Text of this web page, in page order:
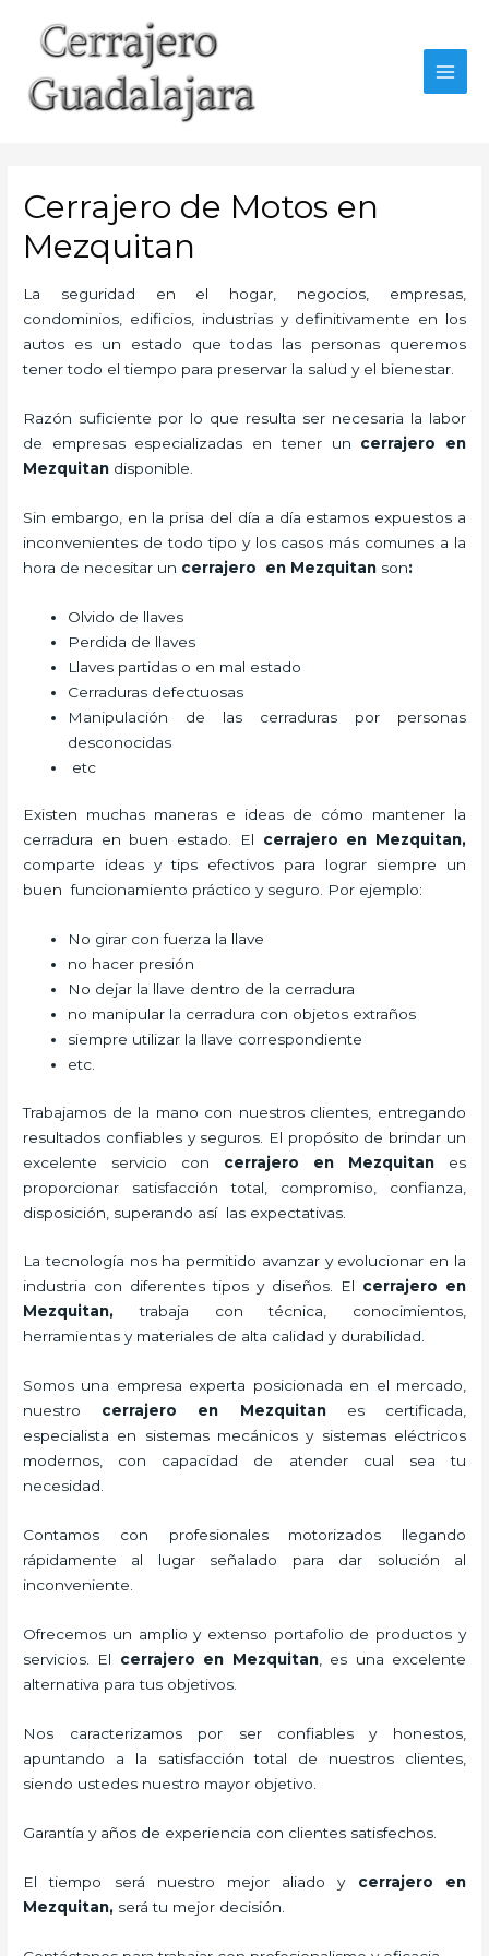
contenido
Cerrajero de Motos en
Mezquitan
La seguridad en el hogar, negocios, empresas,
condominios, edificios, industrias y definitivamente en los
autos es un estado que todas las personas queremos
tener todo el tiempo para preservar la salud y el bienestar.
Razón suficiente por lo que resulta ser necesaria la labor
de empresas especializadas en tener un cerrajero en
Mezquitan disponible.
Sin embargo, en la prisa del día a día estamos expuestos a
inconvenientes de todo tipo y los casos más comunes a la
hora de necesitar un cerrajero en Mezquitan son:
Olvido de llaves
Perdida de llaves
Llaves partidas o en mal estado
Cerraduras defectuosas
Manipulación de las cerraduras por personas
desconocidas
etc
Existen muchas maneras e ideas de cómo mantener la
cerradura en buen estado. El cerrajero en Mezquitan,
comparte ideas y tips efectivos para lograr siempre un
buen funcionamiento práctico y seguro. Por ejemplo:
No girar con fuerza la llave
no hacer presión
No dejar la llave dentro de la cerradura
no manipular la cerradura con objetos extraños
siempre utilizar la llave correspondiente
etc.
Trabajamos de la mano con nuestros clientes, entregando
resultados confiables y seguros. El propósito de brindar un
excelente servicio con cerrajero en Mezquitanes
proporcionar satisfacción total, compromiso, confianza,
disposición, superando así las expectativas.
La tecnología nos ha permitido avanzar y evolucionar en la
industria con diferentes tipos y diseños. El cerrajero en
Mezquitan,trabaja con técnica, conocimientos,
herramientas y materiales de alta calidad y durabilidad.
Somos una empresa experta posicionada en el mercado,
nuestro cerrajero en Mezquitanes certificada,
especialista en sistemas mecánicos y sistemas eléctricos
modernos, con capacidad de atender cual sea tu
necesidad.
Contamos con profesionales motorizados llegando
rápidamente al lugar señalado para dar solución al
inconveniente.
Ofrecemos un amplio y extenso portafolio de productos y
servicios. El cerrajero en Mezquitan, es una excelente
alternativa para tus objetivos.
Nos caracterizamos por ser confiables y honestos,
apuntando a la satisfacción total de nuestros clientes,
siendo ustedes nuestro mayor objetivo.
Garantía y años de experiencia con clientes satisfechos.
El tiempo será nuestro mejor aliado y cerrajero en
Mezquitan, será tu mejor decisión.